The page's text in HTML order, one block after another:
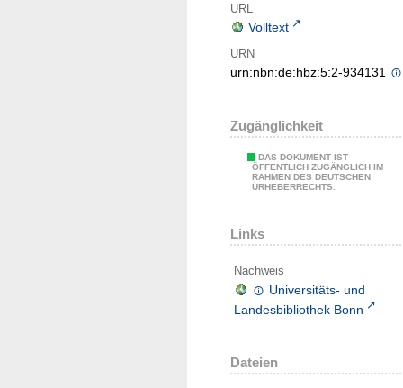
URL
Volltext
URN
urn:nbn:de:hbz:5:2-934131
Zugänglichkeit
DAS DOKUMENT IST
ÖFFENTLICH ZUGÄNGLICH IM
RAHMEN DES DEUTSCHEN
URHEBERRECHTS.
Links
Nachweis
Universitäts- und
Landesbibliothek Bonn
Dateien